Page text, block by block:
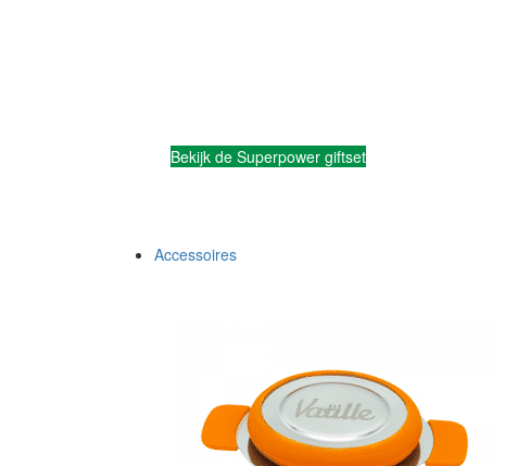
Bekijk de Superpower giftset
Accessoires